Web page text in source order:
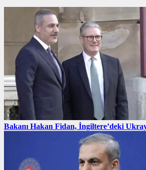
Bakanı Hakan Fidan, İngiltere’deki